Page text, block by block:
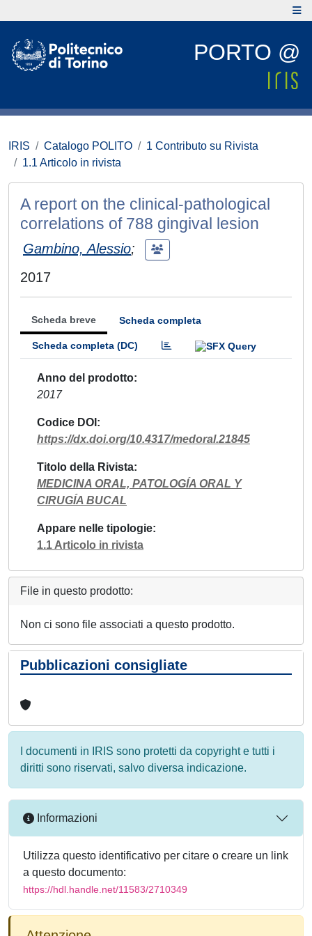
PORTO @
IRIS Catalogo POLITO
1 Contributo su Rivista
1.1 Articolo in rivista
A report on the clinical-pathological
correlations of 788 gingival lesion
Gambino, Alessio;
2017
Scheda breve Scheda completa
Scheda completa (DC)
Anno del prodotto
2017
Codice DOI
https://dx.doi.org/10.4317/medoral.21845
Titolo della Rivista
MEDICINA ORAL, PATOLOGÍA ORAL Y
CIRUGÍA BUCAL
Appare nelle tipologie
1.1 Articolo in rivista
File in questo prodotto:
Non ci sono file associati a questo prodotto.
Pubblicazioni consigliate
I documenti in IRIS sono protetti da copyright e tutti i
diritti sono riservati, salvo diversa indicazione.
Informazioni
Utilizza questo identificativo per citare o creare un link
a questo documento:
https://hdl.handle.net/11583/2710349